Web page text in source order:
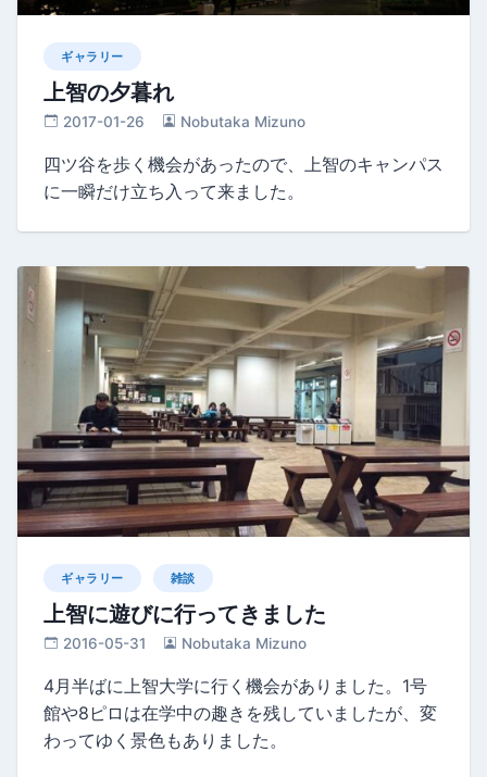
ギャラリー
上智の夕暮れ
2017-01-26 Nobutaka Mizuno
四ツ谷を歩く機会があったので、上智のキャンパス
に一瞬だけ立ち入って来ました。
ギャラリー 雑談
上智に遊びに行ってきました
2016-05-31 Nobutaka Mizuno
4月半ばに上智大学に行く機会がありました。1号
館や8ピロは在学中の趣きを残していましたが、変
わってゆく景色もありました。